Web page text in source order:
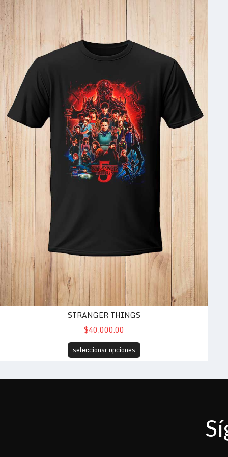
STRANGER THINGS
$40,000.00
seleccionar opciones